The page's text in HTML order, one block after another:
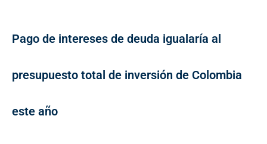
Pago de intereses de deuda igualaría al
presupuesto total de inversión de Colombia
este año